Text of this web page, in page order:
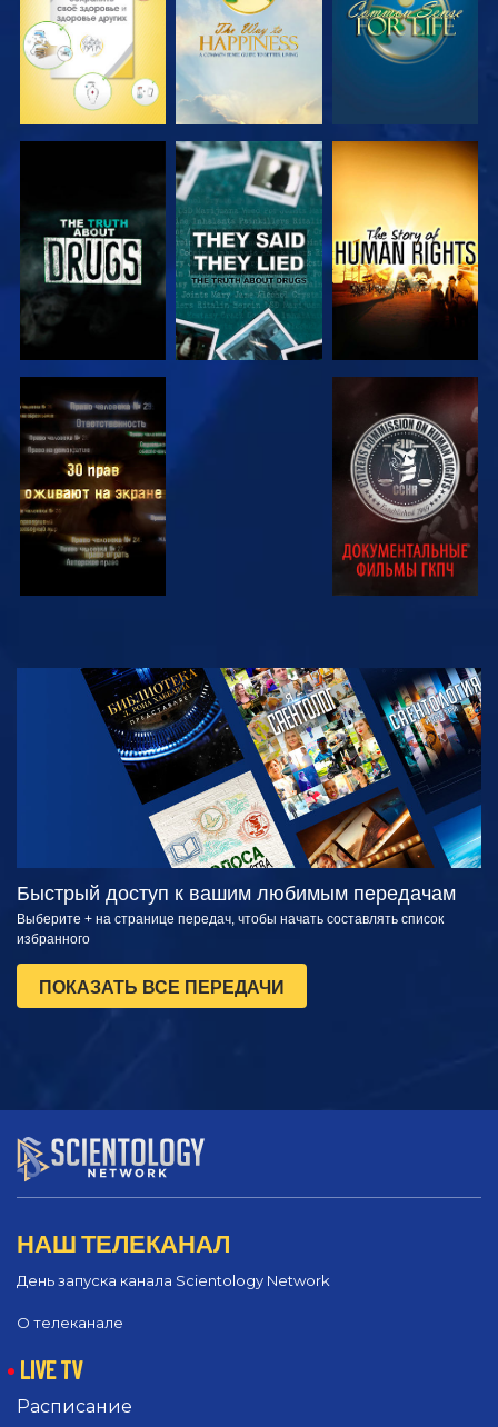
СМОТРЕТЬ СМОТРЕТЬ
СМОТРЕТЬ СМОТРЕТЬ
СМОТРЕТЬ
СМОТРЕТЬ
ПЕРЕДАЧИ
Быстрый доступ к вашим любимым передачам
Выберите + на странице передач, чтобы начать составлять список
избранного
ПОКАЗАТЬ ВСЕ ПЕРЕДАЧИ
НАШ ТЕЛЕКАНАЛ
День запуска канала Scientology Network
О телеканале
LIVE TV
Расписание